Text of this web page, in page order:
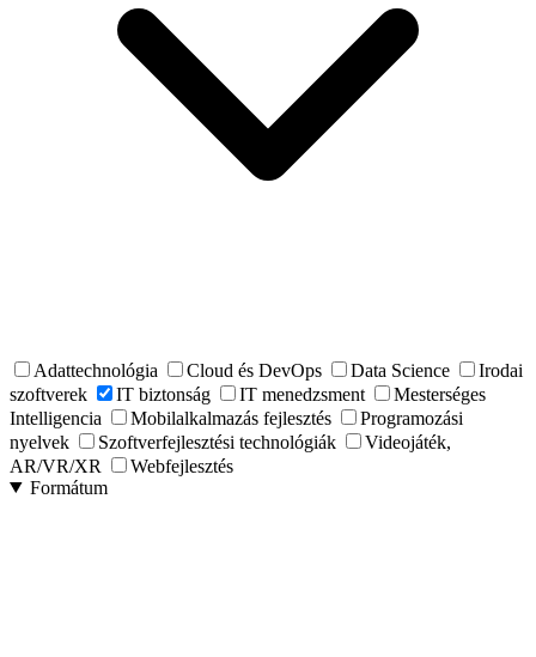
Adattechnológia Cloud és DevOps Data Science
Irodai
szoftverek
IT biztonság IT menedzsment
Mesterséges
Intelligencia
Mobilalkalmazás fejlesztés
Programozási
nyelvek
Szoftverfejlesztési technológiák
Videojáték,
AR/VR/XR
Webfejlesztés
Formátum